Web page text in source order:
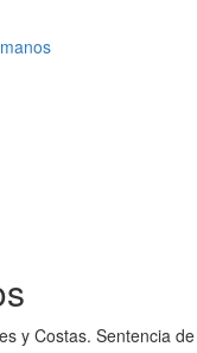
y Costas. Sentencia de